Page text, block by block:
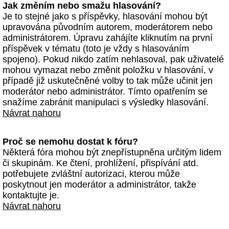
Jak změním nebo smažu hlasování?
Je to stejné jako s příspěvky, hlasování mohou být
upravována původním autorem, moderátorem nebo
administrátorem. Úpravu zahájíte kliknutím na první
příspěvek v tématu (toto je vždy s hlasováním
spojeno). Pokud nikdo zatím nehlasoval, pak uživatelé
mohou vymazat nebo změnit položku v hlasování, v
případě již uskutečněné volby to tak může učinit jen
moderátor nebo administrátor. Tímto opatřením se
snažíme zabránit manipulaci s výsledky hlasování.
Návrat nahoru
Proč se nemohu dostat k fóru?
Některá fóra mohou být znepřístupněna určitým lidem
či skupinám. Ke čtení, prohlížení, přispívání atd.
potřebujete zvláštní autorizaci, kterou může
poskytnout jen moderátor a administrátor, takže
kontaktujte je.
Návrat nahoru